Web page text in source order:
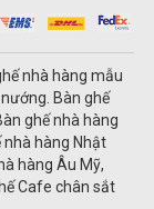
nhà hàng mẫu
Bàn ghế
ghế nhà hàng
nhà hàng Nhật
hàng Âu Mỹ,
Cafe chân sắt